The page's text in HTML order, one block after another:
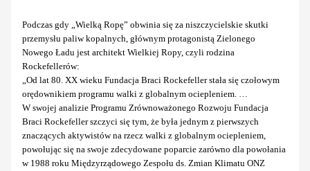
Podczas gdy „Wielką Ropę” obwinia się za niszczycielskie skutki
przemysłu paliw kopalnych, głównym protagonistą Zielonego
Nowego Ładu jest architekt Wielkiej Ropy, czyli rodzina
Rockefellerów:
„Od lat 80. XX wieku Fundacja Braci Rockefeller stała się czołowym
orędownikiem programu walki z globalnym ociepleniem. …
W swojej analizie Programu Zrównoważonego Rozwoju Fundacja
Braci Rockefeller szczyci się tym, że była jednym z pierwszych
znaczących aktywistów na rzecz walki z globalnym ociepleniem,
powołując się na swoje zdecydowane poparcie zarówno dla powołania
w 1988 roku Międzyrządowego Zespołu ds. Zmian Klimatu ONZ